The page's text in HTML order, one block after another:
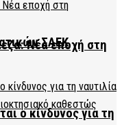
ΣΑΕΚ
Νέα εποχή στη
ο κίνδυνος για τη